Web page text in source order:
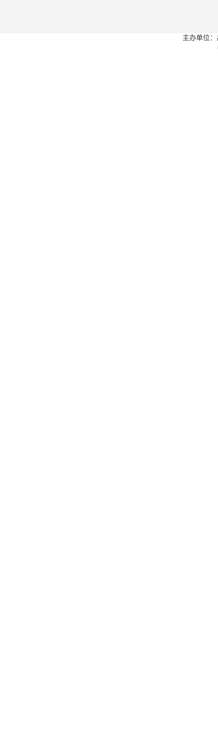
主办单位